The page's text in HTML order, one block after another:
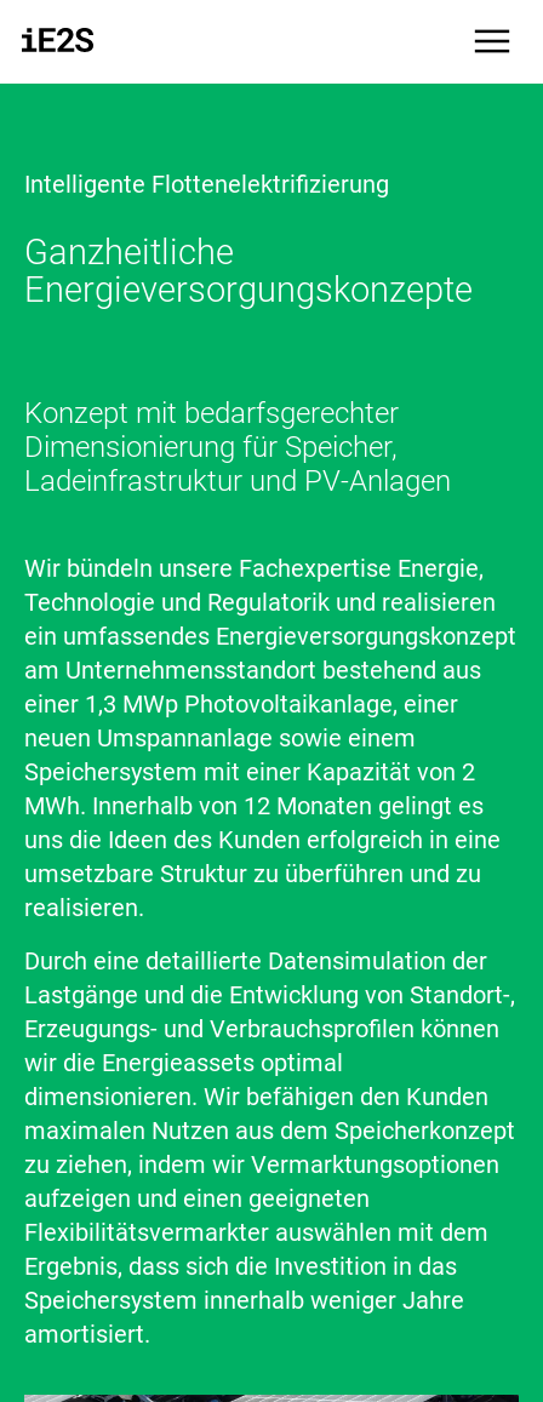
menu
Intelligente Flottenelektrifizierung
Ganzheitliche
Energieversorgungskonzepte
Konzept mit bedarfsgerechter
Dimensionierung für Speicher,
Ladeinfrastruktur und PV-Anlagen
Wir bündeln unsere Fachexpertise Energie,
Technologie und Regulatorik und realisieren
ein umfassendes Energieversorgungskonzept
am Unternehmensstandort bestehend aus
einer 1,3 MWp Photovoltaikanlage, einer
neuen Umspannanlage sowie einem
Speichersystem mit einer Kapazität von 2
MWh. Innerhalb von 12 Monaten gelingt es
uns die Ideen des Kunden erfolgreich in eine
umsetzbare Struktur zu überführen und zu
realisieren.
Durch eine detaillierte Datensimulation der
Lastgänge und die Entwicklung von Standort-,
Erzeugungs- und Verbrauchsprofilen können
wir die Energieassets optimal
dimensionieren. Wir befähigen den Kunden
maximalen Nutzen aus dem Speicherkonzept
zu ziehen, indem wir Vermarktungsoptionen
aufzeigen und einen geeigneten
Flexibilitätsvermarkter auswählen mit dem
Ergebnis, dass sich die Investition in das
Speichersystem innerhalb weniger Jahre
amortisiert.